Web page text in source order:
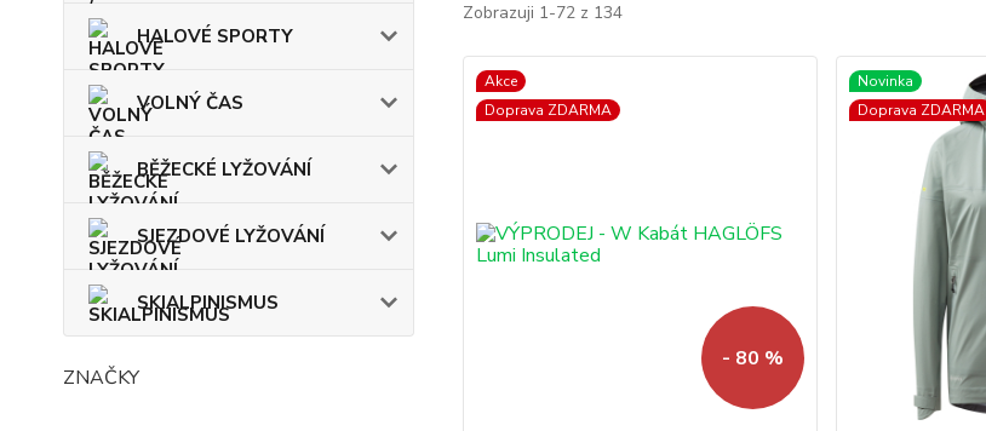
HALOVÉ SPORTY
VOLNÝ ČAS
BĚŽECKÉ LYŽOVÁNÍ
SJEZDOVÉ LYŽOVÁNÍ
SKIALPINISMUS
ZNAČKY
Zobrazuji 1-72 z 134
Akce
Doprava ZDARMA
- 80 %
Novinka
Doprava ZDARMA